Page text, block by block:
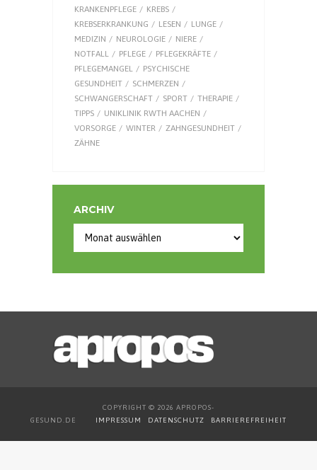
KRANKENPFLEGE
KREBS
KREBSERKRANKUNG
LESEN
LUNGE
MEDIZIN
NEUROLOGIE
NIERE
NOTFALL
PFLEGE
PFLEGEKRÄFTE
PFLEGEMANGEL
PSYCHISCHE
GESUNDHEIT
SCHMERZEN
SCHWANGERSCHAFT
SPORT
THERAPIE
TIPPS
UNIKLINIK RWTH AACHEN
VORSORGE
WINTER
ZAHNGESUNDHEIT
ZÄHNE
ARCHIV
COPYRIGHT © 2026 APROPOS-
GESUND.DE IMPRESSUM DATENSCHUTZ BARRIEREFREIHEIT